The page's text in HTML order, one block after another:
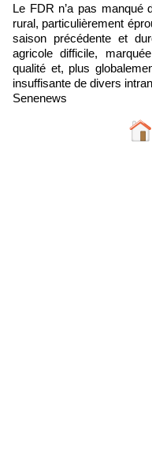
Le FDR n’a pas manqué
rural, particulièrement
saison précédente et
agricole difficile,
qualité et, plus
insuffisante de divers
Senenews